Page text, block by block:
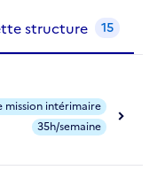
structure 15
intérimaire
35h/semaine